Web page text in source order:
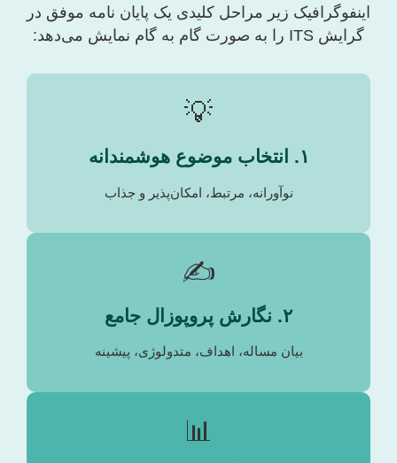
اینفوگرافیک زیر مراحل کلیدی یک پایان نامه موفق در
گرایش ITS را به صورت گام به گام نمایش می‌دهد:
💡
۱. انتخاب موضوع هوشمندانه
نوآورانه، مرتبط، امکان‌پذیر و جذاب
✍️
۲. نگارش پروپوزال جامع
بیان مساله، اهداف، متدولوژی، پیشینه
📊